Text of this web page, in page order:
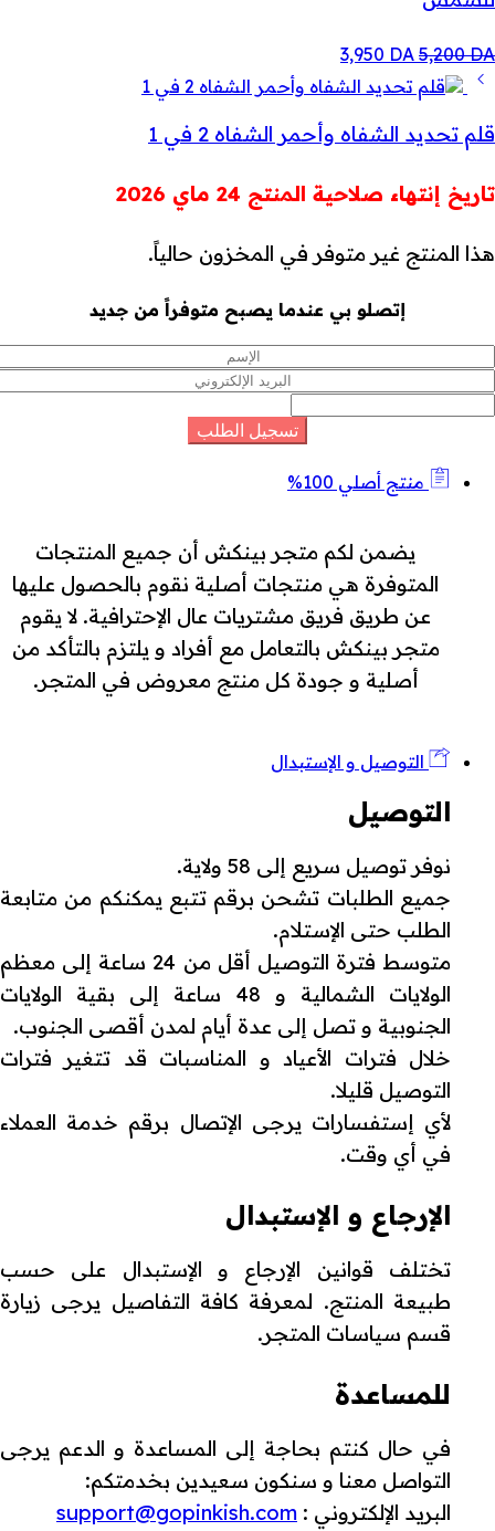
5,200DA
السعر
الأصلي
هو:
3,950 DA
السعر
الحالي
هو:
3,950 DA.
قلم تحديد الشفاه وأحمر الشفاه 2 في 1
تاريخ إنتهاء صلاحية المنتج 24 ماي 2026
هذا المنتج غير متوفر في المخزون حالياً.
إتصلو بي عندما يصبح متوفراً من جديد
منتج أصلي 100%
يضمن لكم متجر بينكش أن جميع المنتجات
المتوفرة هي منتجات أصلية نقوم بالحصول عليها
عن طريق فريق مشتريات عال الإحترافية. لا يقوم
متجر بينكش بالتعامل مع أفراد و يلتزم بالتأكد من
أصلية و جودة كل منتج معروض في المتجر.
التوصيل و الإستبدال
التوصيل
نوفر توصيل سريع إلى 58 ولاية.
جميع الطلبات تشحن برقم تتبع يمكنكم من متابعة
الطلب حتى الإستلام.
متوسط فترة التوصيل أقل من 24 ساعة إلى معظم
الولايات الشمالية و 48 ساعة إلى بقية الولايات
الجنوبية و تصل إلى عدة أيام لمدن أقصى الجنوب.
خلال فترات الأعياد و المناسبات قد تتغير فترات
التوصيل قليلا.
لأي إستفسارات يرجى الإتصال برقم خدمة العملاء
في أي وقت.
الإرجاع و الإستبدال
تختلف قوانين الإرجاع و الإستبدال على حسب
طبيعة المنتج. لمعرفة كافة التفاصيل يرجى زيارة
قسم سياسات المتجر.
للمساعدة
في حال كنتم بحاجة إلى المساعدة و الدعم يرجى
التواصل معنا و سنكون سعيدين بخدمتكم:
البريد الإلكتروني : support@gopinkish.com